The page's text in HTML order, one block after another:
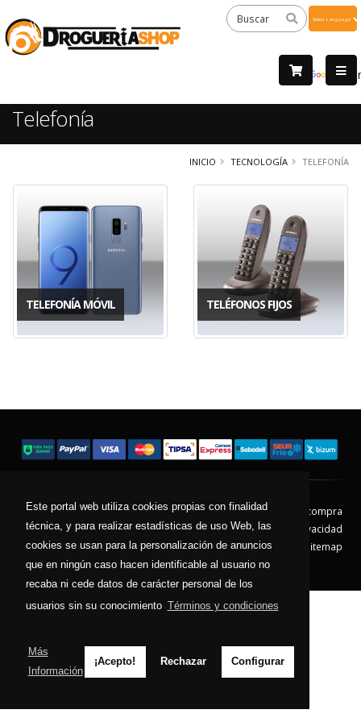
Este portal web utiliza cookies propias con finalidad
técnica, y para realizar estadísticas de uso Web, las
cookies se usan para la personalización de anuncios
que en ningún caso hacen identificable al usuario no
recaba ni cede datos de carácter personal de los
usuarios sin su conocimiento Términos y condiciones
Más
Información
¡Acepto! Rechazar Configurar
by
Telefonía
INICIO TECNOLOGÍA TELEFONÍA
TELEFONÍA MÓVIL TELÉFONOS FIJOS
Contacto Aviso Legal
Condiciones de compra
Política de envíos
Política de devolución
Política de Privacidad
Política de Cookies
Sitemap
© 2026 - Todos los derechos reservados.